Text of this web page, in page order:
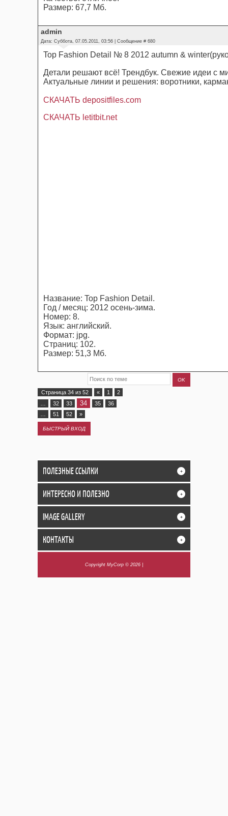
Размер: 67,7 Мб.
admin
Дата: Суббота, 07.05.2011, 03:56 | Сообщение # 680
Top Fashion Detail № 8 2012 autumn &
Детали решают всё! Трендбук. Свежие идеи с
Актуальные линии и решения: воротники,
СКАЧАТЬ depositfiles.com
СКАЧАТЬ letitbit.net
Название: Top Fashion Detail.
Год / месяц: 2012 осень-зима.
Номер: 8.
Язык: английский.
Формат: jpg.
Страниц: 102.
Размер: 51,3 Мб.
Страница 34 из 52 « 1
2
32 33 34 35
36
51 52 »
ПОЛЕЗНЫЕ ССЫЛКИ +
ИНТЕРЕСНО И ПОЛЕЗНО +
IMAGE GALLERY +
КОНТАКТЫ +
Copyright MyCorp © 2026